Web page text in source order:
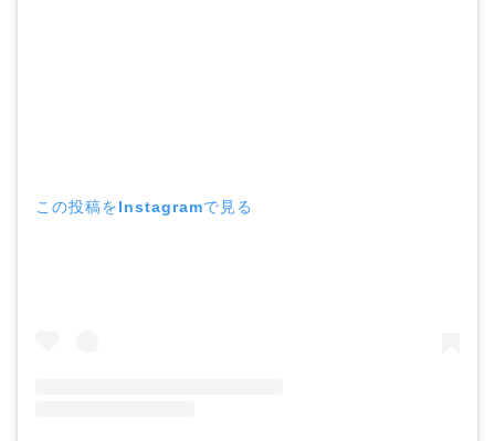
この投稿をInstagramで見る